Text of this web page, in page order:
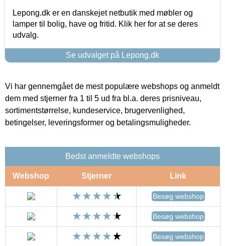
Lepong.dk er en danskejet netbutik med møbler og
lamper til bolig, have og fritid. Klik her for at se deres
udvalg.
Se udvalget på Lepong.dk
Vi har gennemgået de mest populære webshops og anmeldt
dem med stjerner fra 1 til 5 ud fra bl.a. deres prisniveau,
sortimentstørrelse, kundeservice, brugervenlighed,
betingelser, leveringsformer og betalingsmuligheder.
Bedst anmeldte webshops
Webshop Stjerner Link
Besøg webshop
Besøg webshop
Besøg webshop